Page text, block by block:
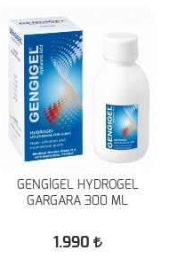
GENGİGEL HYDROGEL
GARGARA 300 ML
1.990